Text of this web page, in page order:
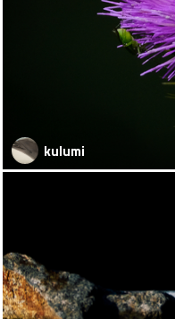
kulumi